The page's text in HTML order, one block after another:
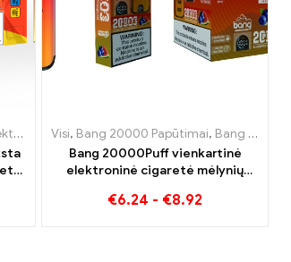
elektroninės cigaretės Nyderlandai
cigaretės Danija
cigaretės Lietuva,Vienkartinės
,Vienkartinės
Visi, Bang 20000 Papūtimai, Bang KING
Bang 20000Puff vienkartinė
elektroninė cigaretė mėlynių
€6.24 - €8.92